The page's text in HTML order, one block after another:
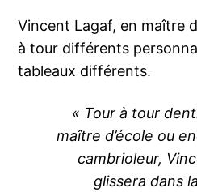
Vincent Lagaf, en maître
à tour différents
tableaux différents.
« Tour à tour
maître d’école ou
cambrioleur,
glissera dans